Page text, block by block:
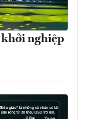
nghiệp